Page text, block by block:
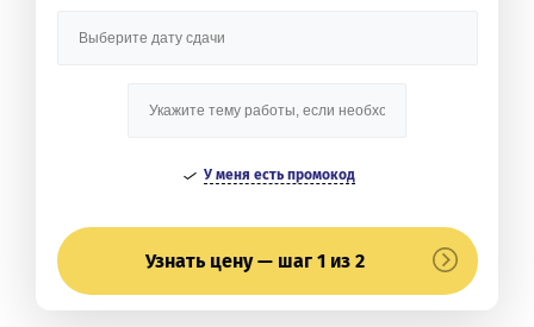
У меня есть промокод
Узнать цену — шаг 1 из 2